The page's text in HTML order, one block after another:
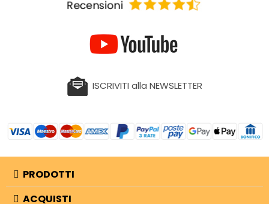
ISCRIVITI alla NEWSLETTER
PRODOTTI
ACQUISTI